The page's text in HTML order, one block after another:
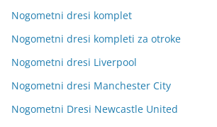
Nogometni dresi komplet
Nogometni dresi kompleti za otroke
Nogometni dresi Liverpool
Nogometni dresi Manchester City
Nogometni Dresi Newcastle United